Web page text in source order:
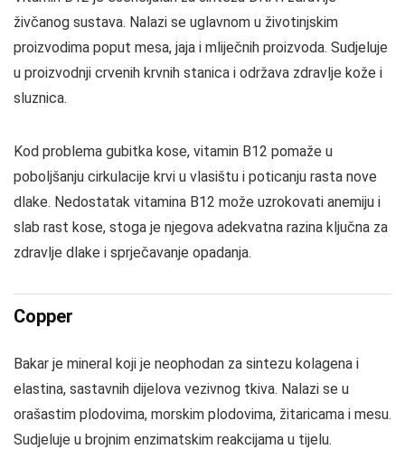
živčanog sustava. Nalazi se uglavnom u životinjskim
proizvodima poput mesa, jaja i mliječnih proizvoda. Sudjeluje
u proizvodnji crvenih krvnih stanica i održava zdravlje kože i
sluznica.
Kod problema gubitka kose, vitamin B12 pomaže u
poboljšanju cirkulacije krvi u vlasištu i poticanju rasta nove
dlake. Nedostatak vitamina B12 može uzrokovati anemiju i
slab rast kose, stoga je njegova adekvatna razina ključna za
zdravlje dlake i sprječavanje opadanja.
Copper
Bakar je mineral koji je neophodan za sintezu kolagena i
elastina, sastavnih dijelova vezivnog tkiva. Nalazi se u
orašastim plodovima, morskim plodovima, žitaricama i mesu.
Sudjeluje u brojnim enzimatskim reakcijama u tijelu.